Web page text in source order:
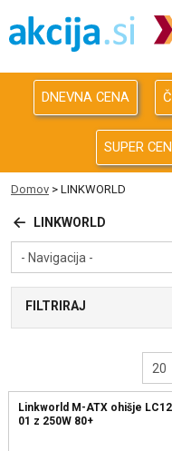
Gaming
Odprodaja
Računalništvo
Računalništvo za
Avdio Video Foto
Energija
Oprema za pisarno in
DNEVNA CENA
SUPER
Domov > LINKWORLD
LINKWORLD
FILTRIRAJ
Linkworld M-ATX ohišje
01 z 250W 80+